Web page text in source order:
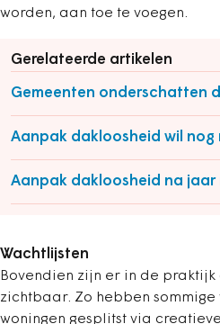
worden, aan toe te voegen.
Gerelateerde artikelen
Gemeenten onderschatten
Aanpak dakloosheid wil
Aanpak dakloosheid na jaar
Wachtlijsten
Bovendien zijn er in de
zichtbaar. Zo hebben
woningen gesplitst via